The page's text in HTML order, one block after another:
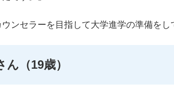
ンセラーを目指して大学進学の準備をし
（19歳）